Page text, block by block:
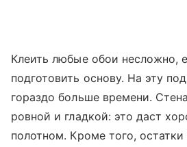
Клеить любые обои несложно,
подготовить основу. На эту
гораздо больше времени.
ровной и гладкой: это даст
полотном. Кроме того,